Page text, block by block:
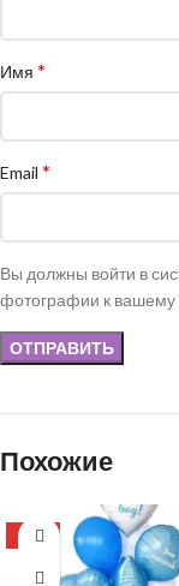
Имя *
Email *
Вы должны войти в
фотографии к вашему
Похожие
-20%